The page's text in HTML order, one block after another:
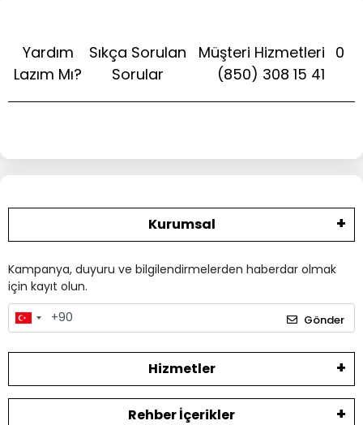
Yardım
Lazım Mı?
Sıkça Sorulan
Sorular
Müşteri Hizmetleri 0
(850) 308 15 41
Kurumsal
Kampanya, duyuru ve bilgilendirmelerden haberdar olmak
için kayıt olun.
Gönder
Hizmetler
Rehber İçerikler